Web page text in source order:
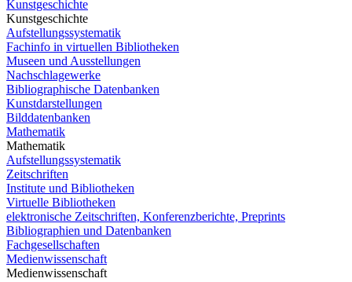
Kunstgeschichte
Kunstgeschichte
Aufstellungssystematik
Fachinfo in virtuellen Bibliotheken
Museen und Ausstellungen
Nachschlagewerke
Bibliographische Datenbanken
Kunstdarstellungen
Bilddatenbanken
Mathematik
Mathematik
Aufstellungssystematik
Zeitschriften
Institute und Bibliotheken
Virtuelle Bibliotheken
elektronische Zeitschriften, Konferenzberichte, Preprints
Bibliographien und Datenbanken
Fachgesellschaften
Medienwissenschaft
Medienwissenschaft